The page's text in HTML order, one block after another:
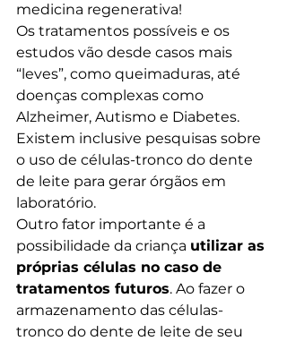
medicina regenerativa!
Os tratamentos possíveis e os
estudos vão desde casos mais
“leves”, como queimaduras, até
doenças complexas como
Alzheimer, Autismo e Diabetes.
Existem inclusive pesquisas sobre
o uso de células-tronco do dente
de leite para gerar órgãos em
laboratório.
Outro fator importante é a
possibilidade da criança utilizar as
próprias células no caso de
tratamentos futuros. Ao fazer o
armazenamento das células-
tronco do dente de leite de seu